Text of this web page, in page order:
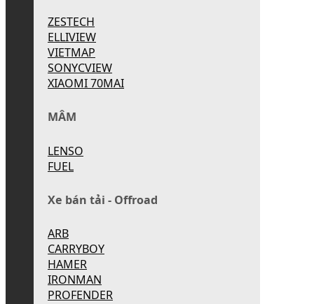
ZESTECH
ELLIVIEW
VIETMAP
SONYCVIEW
XIAOMI 70MAI
MÂM
LENSO
FUEL
Xe bán tải - Offroad
ARB
CARRYBOY
HAMER
IRONMAN
PROFENDER